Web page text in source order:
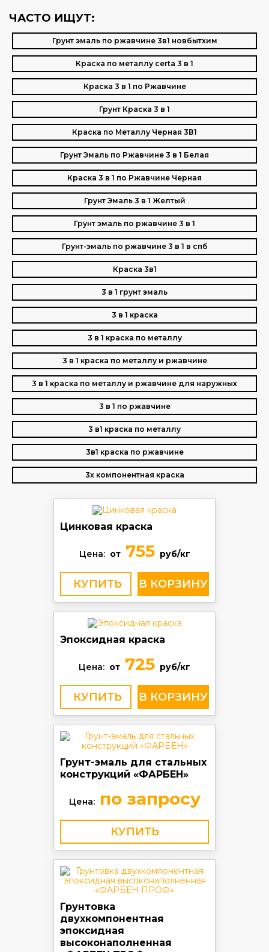
ЧАСТО ИЩУТ:
Грунт эмаль по ржавчине 3в1 новбытхим
Краска по металлу certa 3 в 1
Краска 3 в 1 по Ржавчине
Грунт Краска 3 в 1
Краска по Металлу Черная 3В1
Грунт Эмаль по Ржавчине 3 в 1 Белая
Краска 3 в 1 по Ржавчине Черная
Грунт Эмаль 3 в 1 Желтый
Грунт эмаль по ржавчине 3 в 1
Грунт-эмаль по ржавчине 3 в 1 в спб
Краска 3в1
3 в 1 грунт эмаль
3 в 1 краска
3 в 1 краска по металлу
3 в 1 краска по металлу и ржавчине
3 в 1 краска по металлу и ржавчине для наружных
3 в 1 по ржавчине
3 в1 краска по металлу
3в1 краска по ржавчине
3х компонентная краска
Цинковая краска
Цена: от755 руб/кг
КУПИТЬ
Эпоксидная краска
Цена: от 725 руб/кг
КУПИТЬ
Грунт-эмаль для стальных
конструкций «ФАРБЕН»
Цена:по запросу
КУПИТЬ
Грунтовка
двухкомпонентная
эпоксидная
высоконаполненная